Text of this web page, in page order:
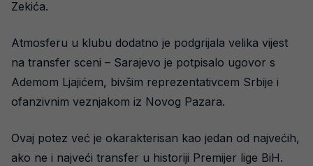
Zekića.
Atmosferu u klubu dodatno je podgrijala velika vijest
na transfer sceni – Sarajevo je potpisalo ugovor s
Ademom Ljajićem, bivšim reprezentativcem Srbije i
ofanzivnim veznjakom iz Novog Pazara.
Ovaj potez već je okarakterisan kao jedan od najvećih,
ako ne i najveći transfer u historiji Premijer lige BiH.